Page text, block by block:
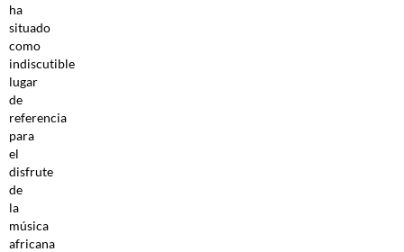
ha
situado
como
indiscutible
lugar
de
referencia
para
el
disfrute
de
la
música
africana